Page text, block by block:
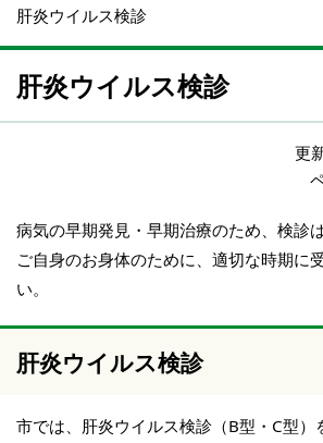
肝炎ウイルス検診
肝炎ウイルス検診
更
病気の早期発見・早期治療のため、検診は
ご自身のお身体のために、適切な時期に
い。
肝炎ウイルス検診
市では、肝炎ウイルス検診（B型・C型）